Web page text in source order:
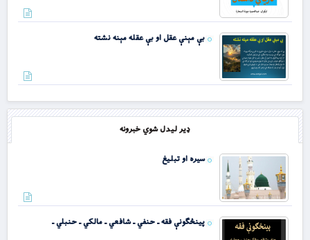
بې مېنې عقل او بې عقله مېنه نشته
د حقیقي خوند، رښتینولۍ او ریښتیا د ترلاسه کېد
غافر سورت – ژباړه او تفسیر
د اشراق او عرفان په رڼا کې د معرفت او ابدي حی
ډیر لیدل شوي خبرونه
سيره او تبليغ
پينځګونې فقه ـ حنفي ـ شافعي ـ مالکي ـ حنبلي ـ